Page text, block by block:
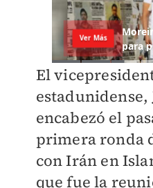
El
estadunidense,
encabezó el
primera ronda
con Irán en
que fue la